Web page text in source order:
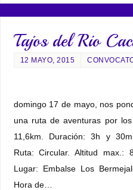
Tajos del Rio
12 MAYO, 2015
domingo 17 de mayo, nos
una ruta de aventuras por
11,6km. Duración: 3h y
Ruta: Circular. Altitud max.:
Lugar: Embalse Los
Hora de…